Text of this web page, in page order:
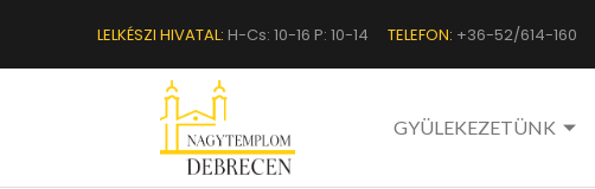
LELKÉSZI HIVATAL: H-Cs: 10-16 P: 10-14 TELEFON: +36-52/614-160
GYÜLEKEZETÜNK